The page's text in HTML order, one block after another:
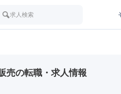
求人検索
売の転職・求人情報